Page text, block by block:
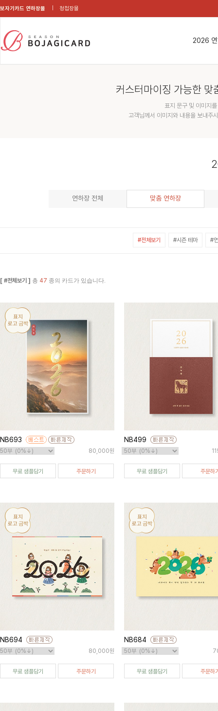
보자기카드 연하장몰 청첩장몰
2026
커스터마이징 가능한 맞
표지 문구 및 이미지
고객님께서 이미지와 내용을 보내주
연하장 전체 맞춤 연하장
#전체보기 #시즌 테마 #
[ #전체보기 ] 총 47 종의 카드가 있습니다.
NB693
80,000원
무료 샘플담기 주문하기
NB499
무료 샘플담기 주문하
NB694
80,000원
무료 샘플담기 주문하기
NB684
무료 샘플담기 주문하